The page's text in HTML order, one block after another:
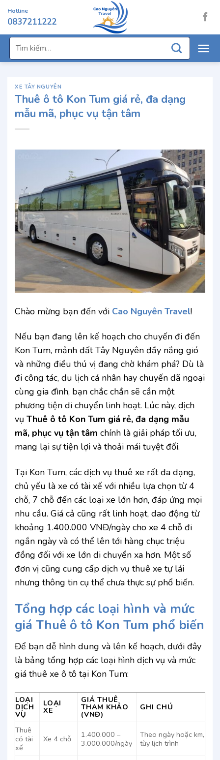
đến
dung
Hotline
0837211222
Tìm
kiếm:
XE TÂY NGUYÊN
Thuê ô tô Kon Tum giá rẻ, đa dạng
mẫu mã, phục vụ tận tâm
Chào mừng bạn đến với Cao Nguyên Travel!
Nếu bạn đang lên kế hoạch cho chuyến đi đến
Kon Tum, mảnh đất Tây Nguyên đầy nắng gió
và những điều thú vị đang chờ khám phá? Dù là
đi công tác, du lịch cá nhân hay chuyến dã ngoại
cùng gia đình, bạn chắc chắn sẽ cần một
phương tiện di chuyển linh hoạt. Lúc này, dịch
vụ Thuê ô tô Kon Tum giá rẻ, đa dạng mẫu
mã, phục vụ tận tâm chính là giải pháp tối ưu,
mang lại sự tiện lợi và thoải mái tuyệt đối.
Tại Kon Tum, các dịch vụ thuê xe rất đa dạng,
chủ yếu là xe có tài xế với nhiều lựa chọn từ 4
chỗ, 7 chỗ đến các loại xe lớn hơn, đáp ứng mọi
nhu cầu. Giá cả cũng rất linh hoạt, dao động từ
khoảng 1.400.000 VNĐ/ngày cho xe 4 chỗ đi
ngắn ngày và có thể lên tới hàng chục triệu
đồng đối với xe lớn di chuyển xa hơn. Một số
đơn vị cũng cung cấp dịch vụ thuê xe tự lái
nhưng thông tin cụ thể chưa thực sự phổ biến.
Tổng hợp các loại hình và mức
giá Thuê ô tô Kon Tum phổ biến
Để bạn dễ hình dung và lên kế hoạch, dưới đây
là bảng tổng hợp các loại hình dịch vụ và mức
giá thuê xe ô tô tại Kon Tum:
LOẠI
DỊCH
VỤ
LOẠI
XE
GIÁ THUÊ
THAM KHẢO
(VNĐ)
GHI CHÚ
Thuê
có tài
xế
Xe 4 chỗ
1.400.000 –
3.000.000/ngày
Theo ngày hoặc km,
tùy lịch trình